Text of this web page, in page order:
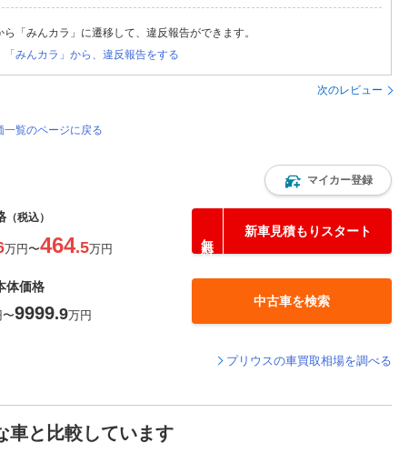
「みんカラ」に遷移して、違反報告ができます。
「みんカラ」から、違反報告をする
次のレビュー
一覧のページに戻る
マイカー登録
（税込）
万円〜464.5万円
新車見積もりスタート
体価格
〜9999.9万円
中古車を検索
プリウスの車買取相場を調べる
車と比較しています